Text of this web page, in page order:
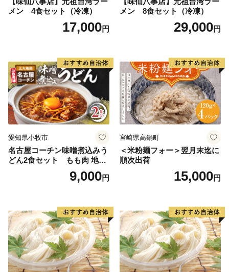
しています。
メン 4食セット（冷凍）
17,000円
メン 8食セット（冷凍）
29,000円
愛知県小牧市
名古屋コーチン味噌煮込みう
どん2食セット もも肉 地鶏
9,000円
宮崎県高鍋町
＜米粉麺フォー＞翌月末迄に
順次出荷
15,000円